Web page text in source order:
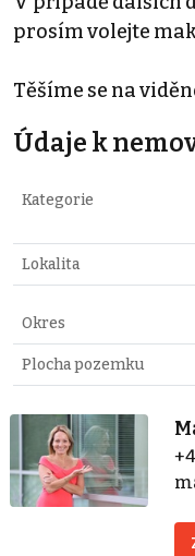
prosím volejte
Těšíme se na
Údaje k
Kategorie
Lokalita
Okres
Plocha pozemku